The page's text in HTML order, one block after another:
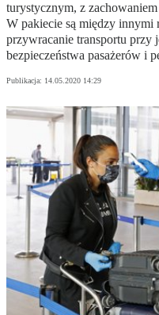
turystycznym, z
W pakiecie są między innymi
przywracanie transportu przy
bezpieczeństwa pasażerów i
Publikacja: 14.05.2020 14:29